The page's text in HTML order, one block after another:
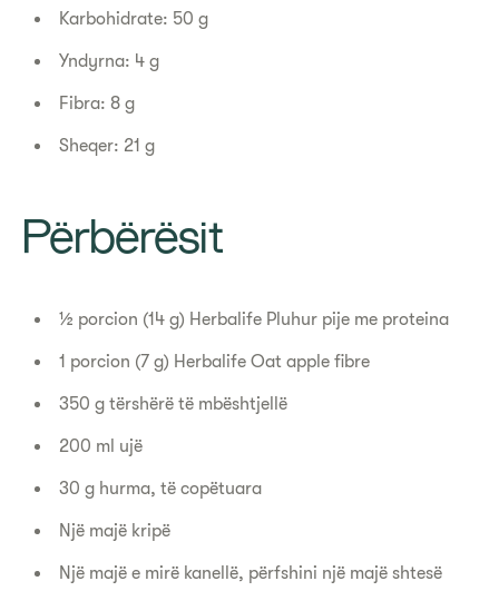
Karbohidrate: 50 g
Yndyrna: 4 g
Fibra: 8 g
Sheqer: 21 g
Përbërësit
½ porcion (14 g) Herbalife Pluhur pije me proteina
1 porcion (7 g) Herbalife Oat apple fibre
350 g tërshërë të mbështjellë
200 ml ujë
30 g hurma, të copëtuara
Një majë kripë
Një majë e mirë kanellë, përfshini një majë shtesë